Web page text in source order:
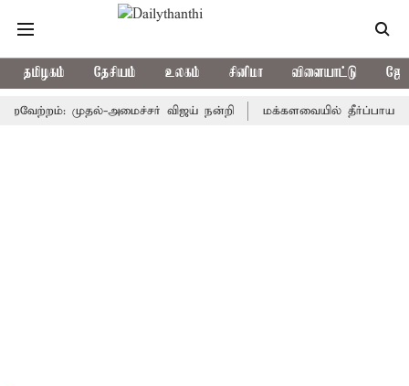
தமிழகம் தேசியம் உலகம் சினிமா விளையாட்டு
முதல்-அமைச்சர் விஜய் நன்றி மக்களவையில் தீர்ப்பாய